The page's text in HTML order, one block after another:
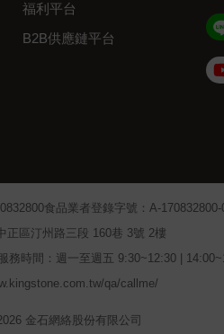
福利平台
B2B供應鏈平台
食品業者登錄字號：A-170832800-
正區汀州路三段 160巷 3號 2樓
服務時間：週一至週五 9:30~12:30 |
qa/callme/
金石網絡股份有限公司